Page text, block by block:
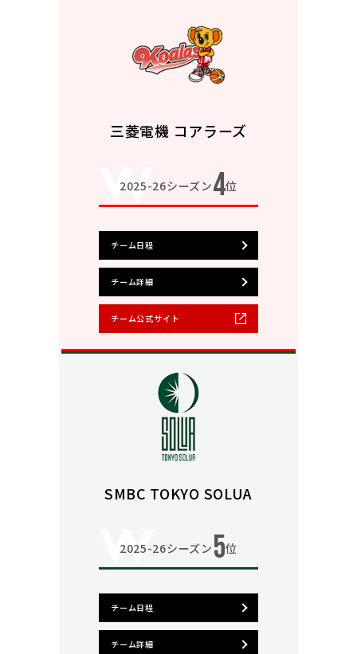
三菱電機 コアラーズ
2025-26シーズン4位
チーム日程
チーム詳細
チーム公式サイト
SMBC TOKYO SOLUA
2025-26シーズン 5位
チーム日程
チーム詳細